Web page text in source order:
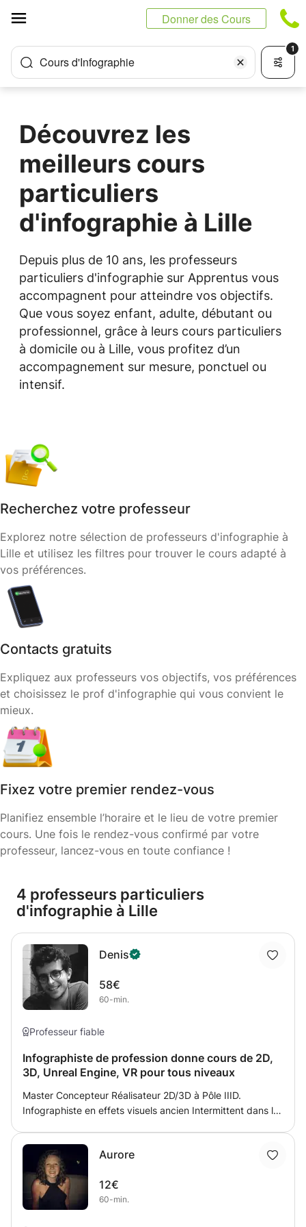
Donner des Cours
Cours d'Infographie
1
Découvrez les
meilleurs cours
particuliers
d'infographie à Lille
Depuis plus de 10 ans, les professeurs
particuliers d'infographie sur Apprentus vous
accompagnent pour atteindre vos objectifs.
Que vous soyez enfant, adulte, débutant ou
professionnel, grâce à leurs cours particuliers
à domicile ou à Lille, vous profitez d’un
accompagnement sur mesure, ponctuel ou
intensif.
Recherchez votre professeur
Explorez notre sélection de professeurs d'infographie à
Lille et utilisez les filtres pour trouver le cours adapté à
vos préférences.
Contacts gratuits
Expliquez aux professeurs vos objectifs, vos préférences
et choisissez le prof d'infographie qui vous convient le
mieux.
Fixez votre premier rendez-vous
Planifiez ensemble l’horaire et le lieu de votre premier
cours. Une fois le rendez-vous confirmé par votre
professeur, lancez-vous en toute confiance !
4 professeurs particuliers
d'infographie à Lille
Denis
58€
60-min.
Professeur fiable
Infographiste de profession donne cours de 2D,
3D, Unreal Engine, VR pour tous niveaux
Master Concepteur Réalisateur 2D/3D à Pôle IIID.
Infographiste en effets visuels ancien Intermittent dans le
Tous en Scène, Comme des bêtes ainsi que le premier
Astérix de Louis Clichy & d'Alexandre Astier. J'ai
également ma société dans le milieu du temps réel, de
l'architecture et de la réalité virtuelle, j'ai aussi travaillé sur
Aurore
12€
60-min.